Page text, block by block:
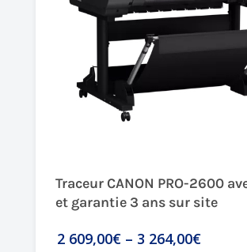
Traceur CANON PRO-2600
et garantie 3 ans sur site
2 609,00€ – 3 264,00€